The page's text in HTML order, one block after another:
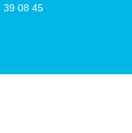
39 08 45